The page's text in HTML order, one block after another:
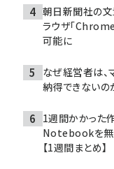
朝日新聞社の
ラウザ「
可能に
なぜ経営者は、
納得できないの
1週間かかった
Notebookを無
【1週間まとめ】